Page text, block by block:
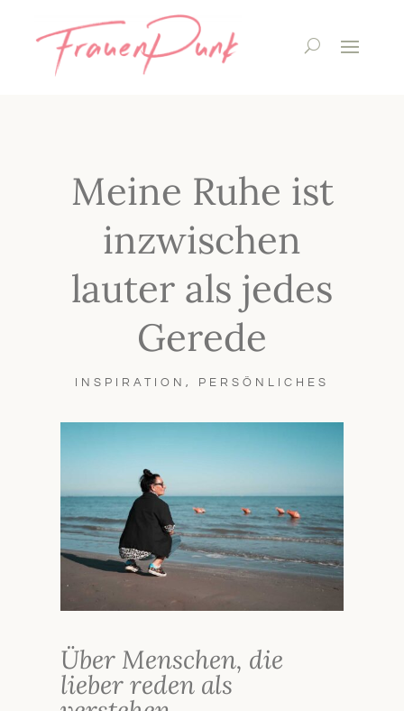
Meine Ruhe ist
inzwischen
lauter als jedes
Gerede
INSPIRATION , PERSÖNLICHES
Über Menschen, die
lieber reden als